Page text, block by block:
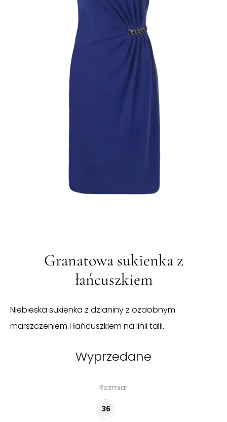
Granatowa sukienka z
łańcuszkiem
Niebieska sukienka z dzianiny z ozdobnym
marszczeniem i łańcuszkiem na linii talii.
Wyprzedane
Rozmiar
36